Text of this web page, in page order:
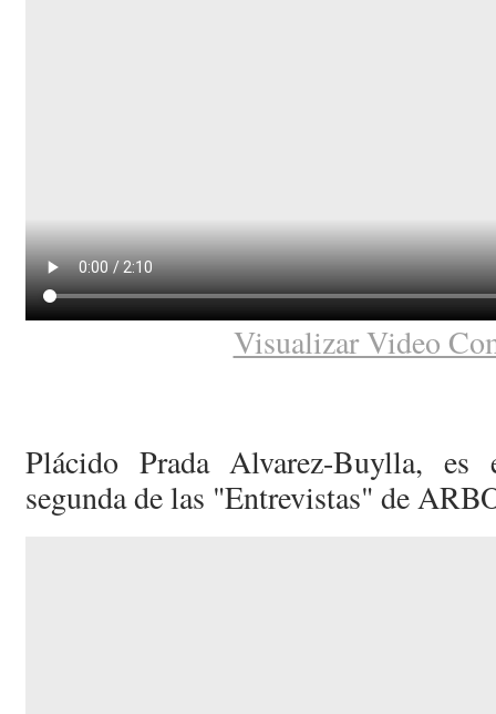
Visualizar Video
Plácido Prada Alvarez-Buylla,
segunda de las "Entrevistas" de